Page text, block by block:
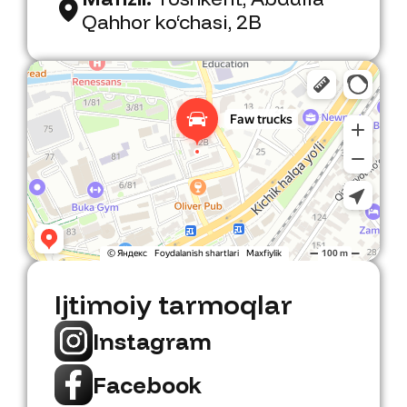
Qahhor ko‘chasi, 2B
Faw Trucks
Avtosalon Toshkentda
Ijtimoiy tarmoqlar
Instagram
Facebook